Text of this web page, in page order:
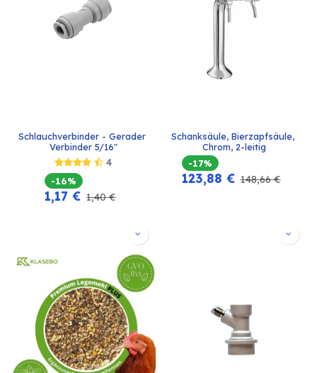
Schlauchverbinder - Gerader
Verbinder 5/16"
4
-16%
1,17 € 1,40€
Schanksäule, Bierzapfsäule,
Chrom, 2-leitig
-17%
123,88 € 148,66€